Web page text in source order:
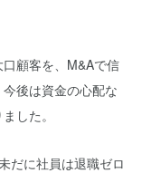
顧客を、M&Aで信
後は資金の心配な
した。
だに社員は退職ゼロ